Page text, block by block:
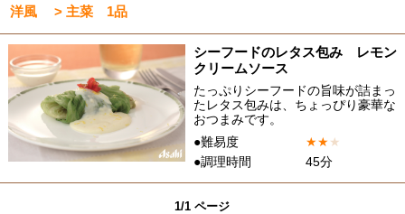
洋風 > 主菜 1品
シーフードのレタス包み レモン
クリームソース
たっぷりシーフードの旨味が詰まっ
たレタス包みは、ちょっぴり豪華な
おつまみです。
●難易度
★★★
●調理時間
45分
1/1 ページ